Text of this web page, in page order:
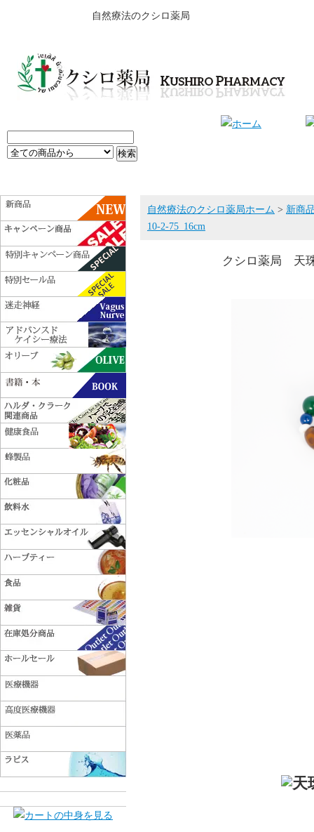
自然療法のクシロ薬局
自然療法のクシロ薬局ホーム > 新商
10-2-75_16cm
クシロ薬局 天